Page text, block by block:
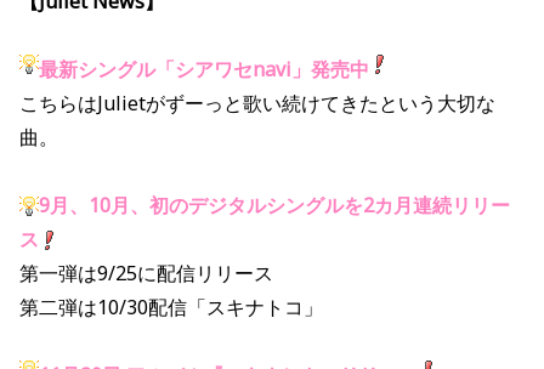
最新シングル「シアワセnavi」発売中
こちらはJulietがずーっと歌い続けてきたという大切な
曲。
9月、10月、初のデジタルシングルを2カ月連続リリー
ス
第一弾は9/25に配信リリース
第二弾は10/30配信「スキナトコ」